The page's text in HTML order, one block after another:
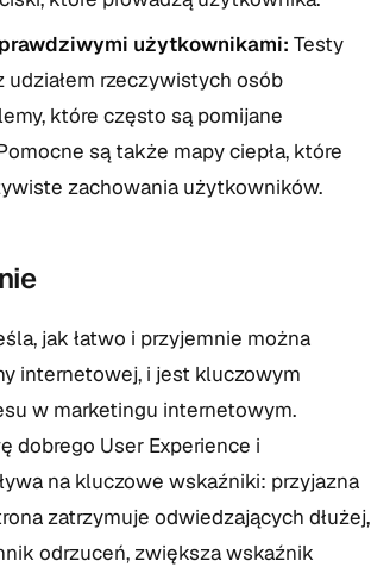
użytkownikami: Testy
rzeczywistych osób
które często są pomijane
są także mapy ciepła, które
zachowania użytkowników.
jak łatwo i przyjemnie można
internetowej, i jest kluczowym
w marketingu internetowym.
dobrego User Experience i
na kluczowe wskaźniki: przyjazna
zatrzymuje odwiedzających dłużej,
odrzuceń, zwiększa wskaźnik